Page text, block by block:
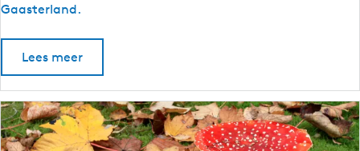
i
a
n
d
g
o
u
t
Gaasterland.
Lees meer